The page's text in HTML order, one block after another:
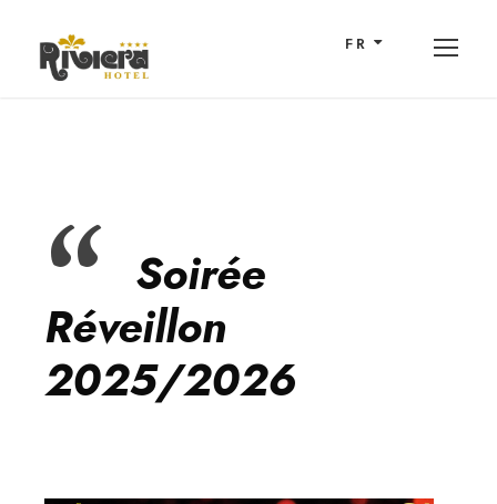
FR
Soirée
Réveillon
2025/2026